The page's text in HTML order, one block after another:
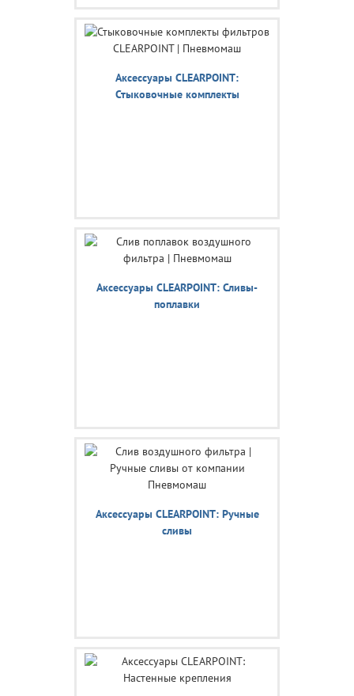
Аксессуары CLEARPOINT:
Стыковочные комплекты
Аксессуары CLEARPOINT: Сливы-
поплавки
Аксессуары CLEARPOINT: Ручные
сливы